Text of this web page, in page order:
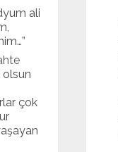
ali
”
olsun
çok